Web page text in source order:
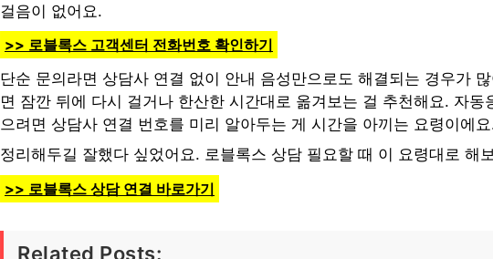
걸음이 없어요.
>> 로블록스 고객센터 전화번호 확인하기
단순 문의라면 상담사 연결 없이 안내 음성만으로도 해결되는 경우가
면 잠깐 뒤에 다시 걸거나 한산한 시간대로 옮겨보는 걸 추천해요. 자동
으려면 상담사 연결 번호를 미리 알아두는 게 시간을 아끼는 요령이에
정리해두길 잘했다 싶었어요. 로블록스 상담 필요할 때 이 요령대로 해
>> 로블록스 상담 연결 바로가기
Related Posts: